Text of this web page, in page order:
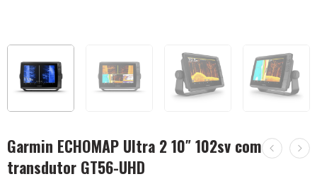
Garmin ECHOMAP Ultra 2 10″ 102sv com
transdutor GT56-UHD